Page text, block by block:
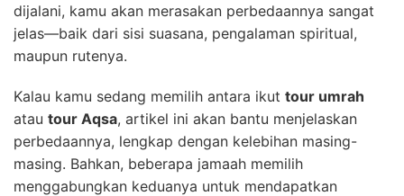
dijalani, kamu akan merasakan perbedaannya sangat
jelas—baik dari sisi suasana, pengalaman spiritual,
maupun rutenya.
Kalau kamu sedang memilih antara ikut tour umrah
atau tour Aqsa, artikel ini akan bantu menjelaskan
perbedaannya, lengkap dengan kelebihan masing-
masing. Bahkan, beberapa jamaah memilih
menggabungkan keduanya untuk mendapatkan